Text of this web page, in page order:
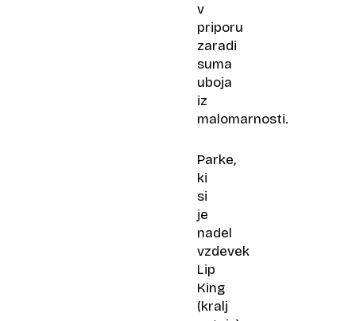
v
priporu
zaradi
suma
uboja
iz
malomarnosti.
Parke,
ki
si
je
nadel
vzdevek
Lip
King
(kralj